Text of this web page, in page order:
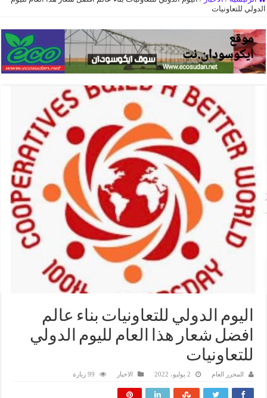
الدولي للتعاونيات
اليوم الدولي للتعاونيات بناء عالم
افضل شعار هذا العام لليوم الدولي
للتعاونيات
المحرر العام 2 يوليو، 2022 الاخبار 99 زيارة